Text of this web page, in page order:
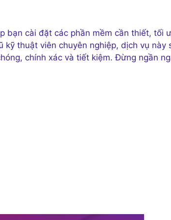
bạn cài đặt các phần mềm cần thiết, tối
thuật viên chuyên nghiệp, dịch vụ này
chính xác và tiết kiệm. Đừng ngần